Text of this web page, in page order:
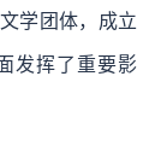
学团体，成立
发挥了重要影